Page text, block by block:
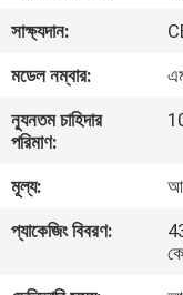
আমাদের
সম্পর্কে
ভ্রমণ
সাক্ষ্যদান:
মডেল নম্বার:
ন্যূনতম চাহিদার
পরিমাণ:
মূল্য:
প্যাকেজিং বিবরণ: